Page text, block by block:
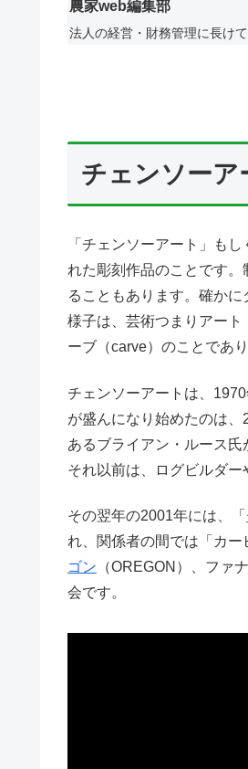
農家web編集部
法人の経営・財務管理に長け
チェンソーア
「チェンソーアート」も
れた彫刻作品のことです
ることもあります。確か
様子は、芸術つまりアー
ーブ（carve）のことであ
チェンソーアートは、
が盛んになり始めたのは
あるブライアン・ルース氏
それ以前は、ログビルダー
その翌年の2001年には、「
れ、関係者の間では「カー
ゴン （OREGON）、ファ
会です。